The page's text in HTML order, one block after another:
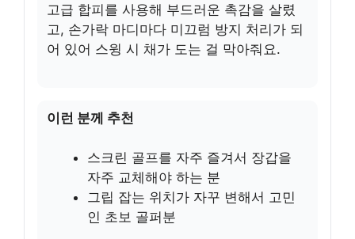
고급 합피를 사용해 부드러운 촉감을 살렸
고, 손가락 마디마다 미끄럼 방지 처리가 되
어 있어 스윙 시 채가 도는 걸 막아줘요.
이런 분께 추천
스크린 골프를 자주 즐겨서 장갑을
자주 교체해야 하는 분
그립 잡는 위치가 자꾸 변해서 고민
인 초보 골퍼분